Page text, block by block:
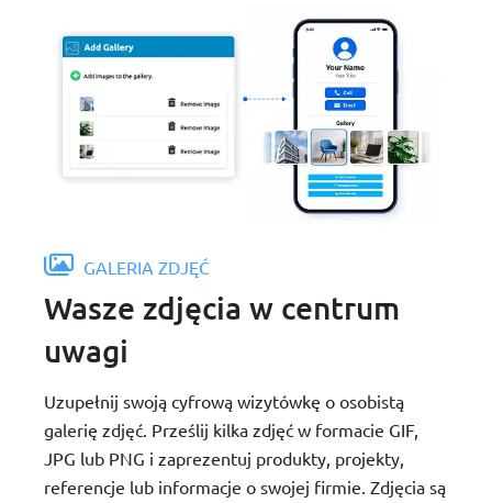
GALERIA ZDJĘĆ
Wasze zdjęcia w centrum
uwagi
Uzupełnij swoją cyfrową wizytówkę o osobistą
galerię zdjęć. Prześlij kilka zdjęć w formacie GIF,
JPG lub PNG i zaprezentuj produkty, projekty,
referencje lub informacje o swojej firmie. Zdjęcia są